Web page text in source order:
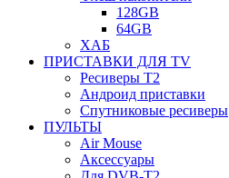
128GB
64GB
ХАБ
ПРИСТАВКИ ДЛЯ TV
Ресиверы Т2
Андроид приставки
Спутниковые ресиверы
ПУЛЬТЫ
Air Mouse
Аксессуары